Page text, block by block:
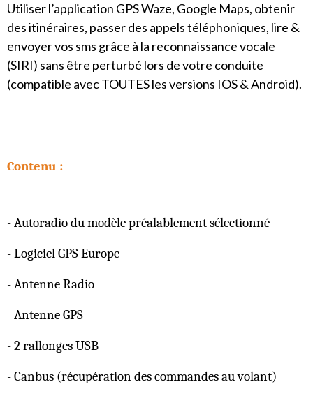
Utiliser l’application GPS Waze, Google Maps, obtenir
des itinéraires, passer des appels téléphoniques, lire &
envoyer vos sms grâce à la reconnaissance vocale
(SIRI) sans être perturbé lors de votre conduite
(compatible avec TOUTES les versions IOS & Android).
Contenu :
- Autoradio du modèle préalablement sélectionné
- Logiciel GPS Europe
- Antenne Radio
- Antenne GPS
- 2 rallonges USB
- Canbus (récupération des commandes au volant)